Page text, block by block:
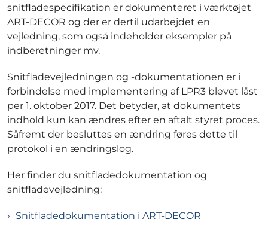
snitfladespecifikation er dokumenteret i værktøjet
ART-DECOR og der er dertil udarbejdet en
vejledning, som også indeholder eksempler på
indberetninger mv.
Snitfladevejledningen og -dokumentationen er i
forbindelse med implementering af LPR3 blevet låst
per 1. oktober 2017. Det betyder, at dokumentets
indhold kun kan ændres efter en aftalt styret proces.
Såfremt der besluttes en ændring føres dette til
protokol i en ændringslog.
Her finder du snitfladedokumentation og
snitfladevejledning:
Snitfladedokumentation i ART-DECOR